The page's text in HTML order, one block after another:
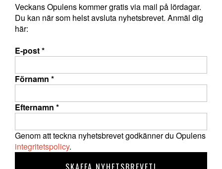
Veckans Opulens kommer gratis via mail på lördagar.
Du kan när som helst avsluta nyhetsbrevet. Anmäl dig
här:
E-post*
Förnamn *
Efternamn *
Genom att teckna nyhetsbrevet godkänner du Opulens
integritetspolicy.